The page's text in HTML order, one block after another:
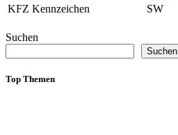
KFZ Kennzeichen
SW
Suchen
Suchen
Top Themen